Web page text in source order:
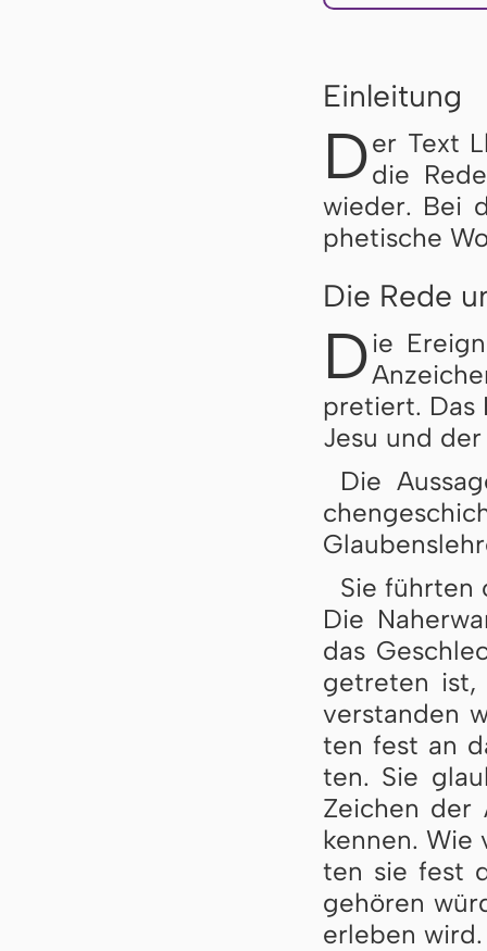
Einleitung
Der Text
die
wie­der. Bei
phe­ti­sche
Die Rede
D ie
pre­tiert. Das
Je­su und
Die
Sie führten
Die
das
ge­tre­ten ist,
ver­stan­den
ten fest an
ten. Sie
Zei­chen
ken­nen.
ten sie fest
ge­hö­ren
er­le­ben wird.